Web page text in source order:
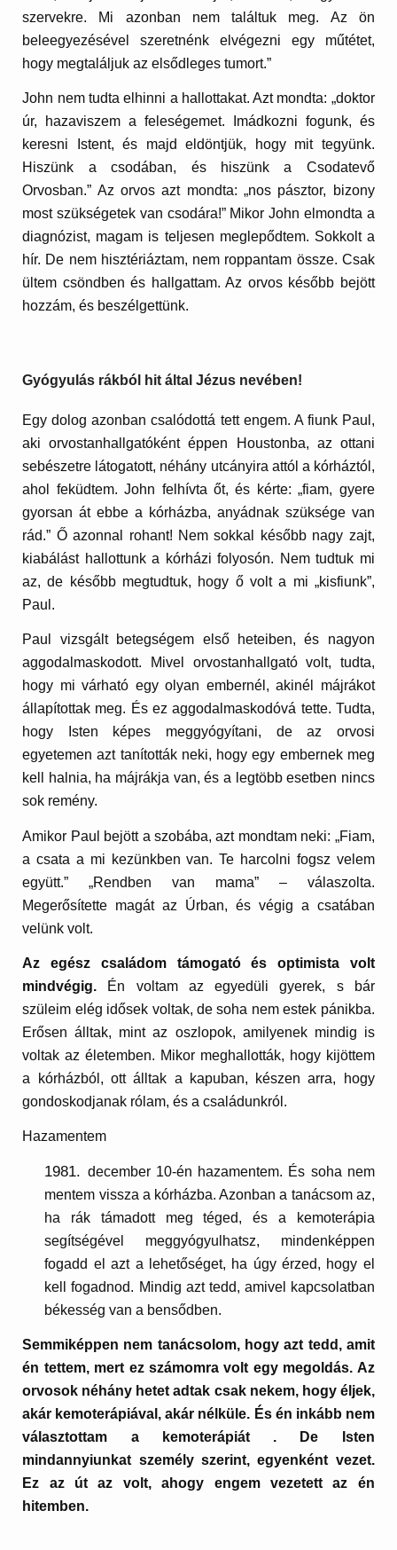
szervekre. Mi azonban nem találtuk meg. Az ön
beleegyezésével szeretnénk elvégezni egy műtétet,
hogy megtaláljuk az elsődleges tumort.”
John nem tudta elhinni a hallottakat. Azt mondta: „doktor
úr, hazaviszem a feleségemet. Imádkozni fogunk, és
keresni Istent, és majd eldöntjük, hogy mit tegyünk.
Hiszünk a csodában, és hiszünk a Csodatevő
Orvosban.” Az orvos azt mondta: „nos pásztor, bizony
most szükségetek van csodára!” Mikor John elmondta a
diagnózist, magam is teljesen meglepődtem. Sokkolt a
hír. De nem hisztériáztam, nem roppantam össze. Csak
ültem csöndben és hallgattam. Az orvos később bejött
hozzám, és beszélgettünk.
Gyógyulás rákból hit által Jézus nevében!
Egy dolog azonban csalódottá tett engem. A fiunk Paul,
aki orvostanhallgatóként éppen Houstonba, az ottani
sebészetre látogatott, néhány utcányira attól a kórháztól,
ahol feküdtem. John felhívta őt, és kérte: „fiam, gyere
gyorsan át ebbe a kórházba, anyádnak szüksége van
rád.” Ő azonnal rohant! Nem sokkal később nagy zajt,
kiabálást hallottunk a kórházi folyosón. Nem tudtuk mi
az, de később megtudtuk, hogy ő volt a mi „kisfiunk”,
Paul.
Paul vizsgált betegségem első heteiben, és nagyon
aggodalmaskodott. Mivel orvostanhallgató volt, tudta,
hogy mi várható egy olyan embernél, akinél májrákot
állapítottak meg. És ez aggodalmaskodóvá tette. Tudta,
hogy Isten képes meggyógyítani, de az orvosi
egyetemen azt tanították neki, hogy egy embernek meg
kell halnia, ha májrákja van, és a legtöbb esetben nincs
sok remény.
Amikor Paul bejött a szobába, azt mondtam neki: „Fiam,
a csata a mi kezünkben van. Te harcolni fogsz velem
együtt.” „Rendben van mama” – válaszolta.
Megerősítette magát az Úrban, és végig a csatában
velünk volt.
Az egész családom támogató és optimista volt
mindvégig. Én voltam az egyedüli gyerek, s bár
szüleim elég idősek voltak, de soha nem estek pánikba.
Erősen álltak, mint az oszlopok, amilyenek mindig is
voltak az életemben. Mikor meghallották, hogy kijöttem
a kórházból, ott álltak a kapuban, készen arra, hogy
gondoskodjanak rólam, és a családunkról.
Hazamentem
december 10-én hazamentem. És soha nem
mentem vissza a kórházba. Azonban a tanácsom az,
ha rák támadott meg téged, és a kemoterápia
segítségével meggyógyulhatsz, mindenképpen
fogadd el azt a lehetőséget, ha úgy érzed, hogy el
kell fogadnod. Mindig azt tedd, amivel kapcsolatban
békesség van a bensődben.
Semmiképpen nem tanácsolom, hogy azt tedd, amit
én tettem, mert ez számomra volt egy megoldás. Az
orvosok néhány hetet adtak csak nekem, hogy éljek,
akár kemoterápiával, akár nélküle. És én inkább nem
választottam a kemoterápiát . De Isten
mindannyiunkat személy szerint, egyenként vezet.
Ez az út az volt, ahogy engem vezetett az én
hitemben.